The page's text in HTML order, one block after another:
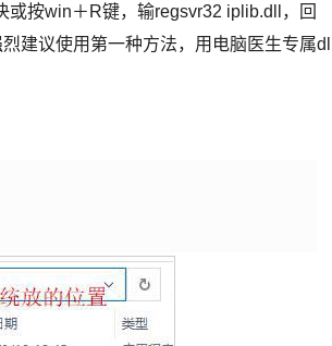
或按win＋R键，输regsvr32 iplib.dll，回
建议使用第一种方法，用电脑医生专属dl